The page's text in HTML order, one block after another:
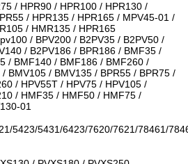
/ HPR90 / HPR100 / HPR130 /
/ HPR135 / HPR165 / MPV45-01 /
/ HMR135 / HPR165
/ BPV200 / B2PV35 / B2PV50 /
/ B2PV186 / BPR186 / BMF35 /
/ BMF140 / BMF186 / BMF260 /
BMV105 / BMV135 / BPR55 / BPR75 /
/ HPV55T / HPV75 / HPV105 /
/ HMF35 / HMF50 / HMF75 /
01
5423/5431/6423/7620/7621/78461/